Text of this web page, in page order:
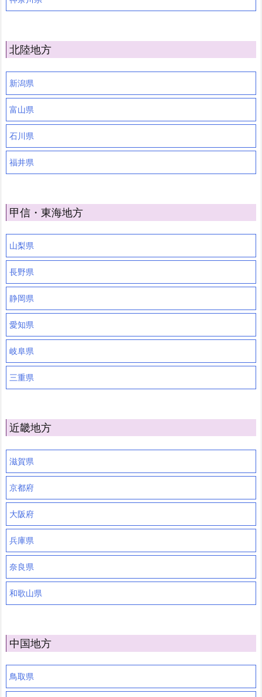
北陸地方
新潟県
富山県
石川県
福井県
甲信・東海地方
山梨県
長野県
静岡県
愛知県
岐阜県
三重県
近畿地方
滋賀県
京都府
大阪府
兵庫県
奈良県
和歌山県
中国地方
鳥取県